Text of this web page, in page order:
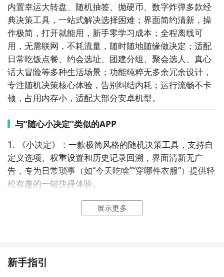
内置幸运大转盘、随机抽签、抛硬币、数字炸弹多款经
典决策工具，一站式解决选择困难；界面简约清新，操
作极简，打开就能用，新手零学习成本；全程离线可
用，无需联网，不耗流量，随时随地随缘做决定；适配
日常吃饭点餐、约会选址、团建分组、聚会选人、真心
话大冒险等多种生活场景；功能纯粹无多余冗余设计，
专注随机决策核心体验，告别纠结内耗；运行流畅不卡
顿，占用内存小，适配大部分安卓机型。
与“随心小决定”类似的APP
1. 《小决定》：一款极简风格的随机决策工具，支持自
定义选项、权重设置和历史记录回溯，界面清新无广
告，专为日常琐事（如“今天吃啥”“穿哪件衣服”）提供轻
松有趣的一键抉择体验。
2. 《摇一摇做决定》：主打物理交互的生活小工具，通
展示更多
新手指引